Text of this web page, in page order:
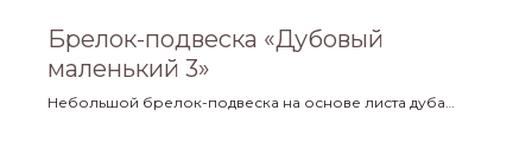
Брелок-подвеска «Дубовый
маленький 3»
Небольшой брелок-подвеска на основе листа дуба